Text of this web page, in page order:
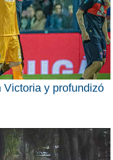
y profundizó